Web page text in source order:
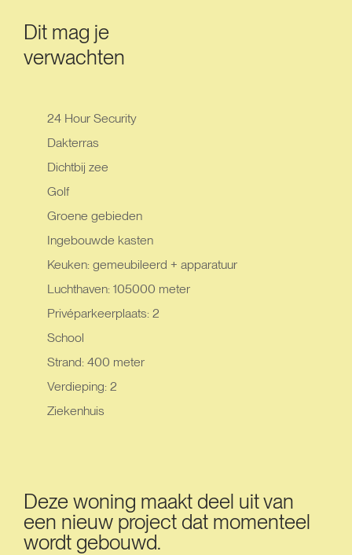
Dit mag je
verwachten
24 Hour Security
Dakterras
Dichtbij zee
Golf
Groene gebieden
Ingebouwde kasten
Keuken: gemeubileerd + apparatuur
Luchthaven: 105000 meter
Privéparkeerplaats: 2
School
Strand: 400 meter
Verdieping: 2
Ziekenhuis
Deze woning maakt deel uit van
een nieuw project dat momenteel
wordt gebouwd.